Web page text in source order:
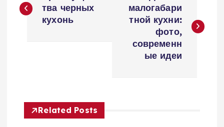
а
а
тва черных
кухонь
малогабари
тной кухни:
фото,
современн
ые идеи
Related Posts